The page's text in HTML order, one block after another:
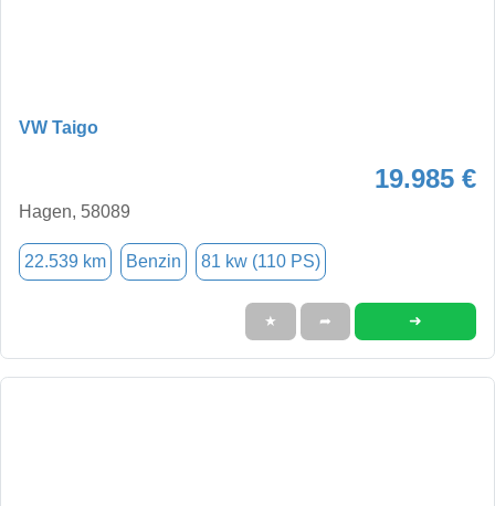
VW Taigo
19.985 €
Hagen, 58089
22.539 km Benzin 81 kw (110 PS)
★ ➦ ➜